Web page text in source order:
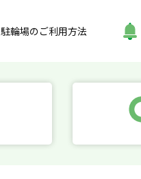
駐輪場のご利用方法